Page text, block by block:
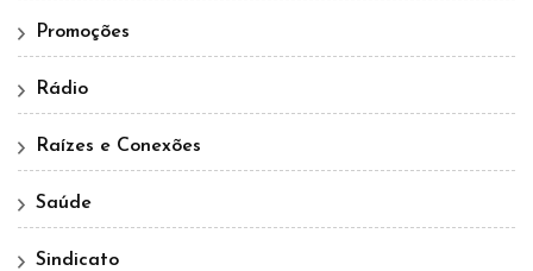
Promoções
Rádio
Raízes e Conexões
Saúde
Sindicato